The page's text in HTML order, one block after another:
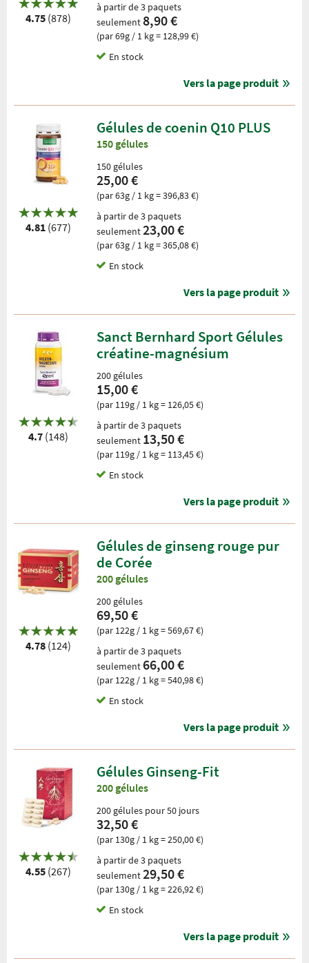
4.75 (878)
à partir de 3 paquets
seulement8,90 €
(par 69g / 1 kg = 128,99 €)
En stock
Vers la page produit
4.81 (677)
Gélules de coenin Q10 PLUS
150 gélules
150 gélules
25,00 €
(par 63g / 1 kg = 396,83 €)
à partir de 3 paquets
seulement23,00 €
(par 63g / 1 kg = 365,08 €)
En stock
Vers la page produit
4.7 (148)
Sanct Bernhard Sport Gélules
créatine-magnésium
200 gélules
15,00 €
(par 119g / 1 kg = 126,05 €)
à partir de 3 paquets
seulement 13,50 €
(par 119g / 1 kg = 113,45 €)
En stock
Vers la page produit
4.78 (124)
Gélules de ginseng rouge pur
de Corée
200 gélules
200 gélules
69,50 €
(par 122g / 1 kg = 569,67 €)
à partir de 3 paquets
seulement 66,00 €
(par 122g / 1 kg = 540,98 €)
En stock
Vers la page produit
4.55 (267)
Gélules Ginseng-Fit
200 gélules
200 gélules pour 50 jours
32,50 €
(par 130g / 1 kg = 250,00 €)
à partir de 3 paquets
seulement29,50 €
(par 130g / 1 kg = 226,92 €)
En stock
Vers la page produit